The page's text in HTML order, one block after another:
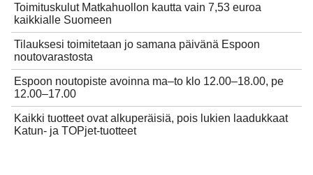
Toimituskulut Matkahuollon kautta vain 7,53 euroa
kaikkialle Suomeen
Tilauksesi toimitetaan jo samana päivänä Espoon
noutovarastosta
Espoon noutopiste avoinna ma–to klo 12.00–18.00, pe
12.00–17.00
Kaikki tuotteet ovat alkuperäisiä, pois lukien laadukkaat
Katun- ja TOPjet-tuotteet